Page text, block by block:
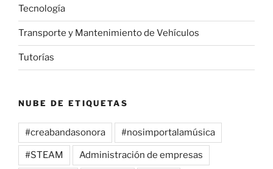
Tecnología
Transporte y Mantenimiento de Vehículos
Tutorías
NUBE DE ETIQUETAS
#creabandasonora #nosimportalamúsica
#STEAM Administración de empresas